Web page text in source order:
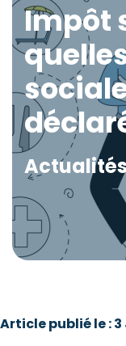
Impôt
Article publié le : 3